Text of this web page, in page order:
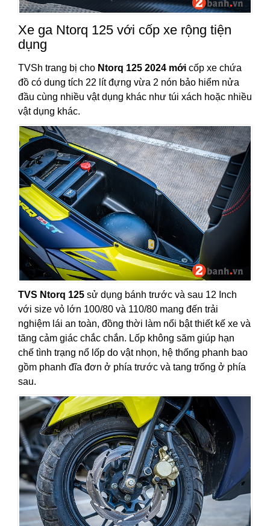
Xe ga Ntorq 125 với cốp xe rộng tiện
dụng
TVSh trang bị cho Ntorq 125 2024 mới cốp xe chứa
đồ có dung tích 22 lít đựng vừa 2 nón bảo hiểm nửa
đầu cùng nhiều vật dụng khác như túi xách hoặc nhiều
vật dụng khác.
TVS Ntorq 125 sử dụng bánh trước và sau 12 Inch
với size vỏ lớn 100/80 và 110/80 mang đến trải
nghiệm lái an toàn, đồng thời làm nổi bật thiết kế xe và
tăng cảm giác chắc chắn. Lốp không săm giúp hạn
chế tình trạng nổ lốp do vật nhọn, hệ thống phanh bao
gồm phanh đĩa đơn ở phía trước và tang trống ở phía
sau.